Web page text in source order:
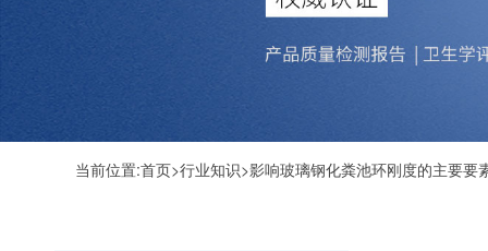
当前位置:首页>行业知识>影响玻璃钢化粪池环刚度的主要要